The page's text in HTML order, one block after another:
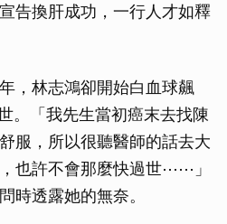
告換肝成功，一行人才如釋
，林志鴻卻開始白血球飆
。「我先生當初癌末去找陳
服，所以很聽醫師的話去大
也許不會那麼快過世⋯⋯」
時透露她的無奈。